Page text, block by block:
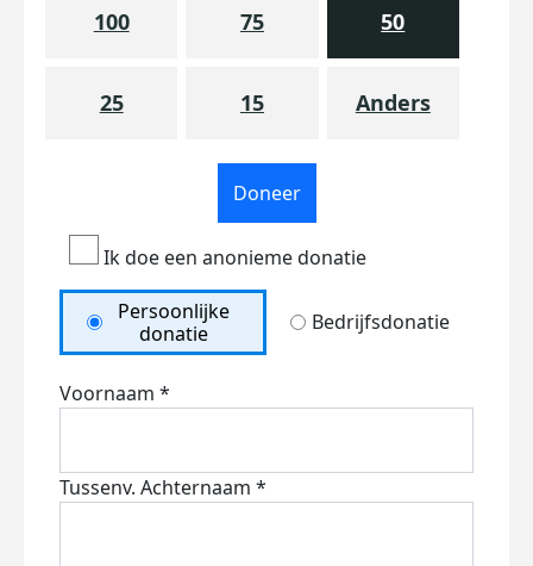
100 75 50
25 15 Anders
Doneer
Ik doe een anonieme donatie
Persoonlijke
donatie
Bedrijfsdonatie
Voornaam *
Tussenv. Achternaam *